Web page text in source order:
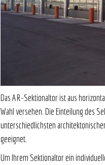
Das AR-Sektionaltor ist aus
Wahl versehen. Die Einteilung des
unterschiedlichsten
Um Ihrem Sektionaltor ein